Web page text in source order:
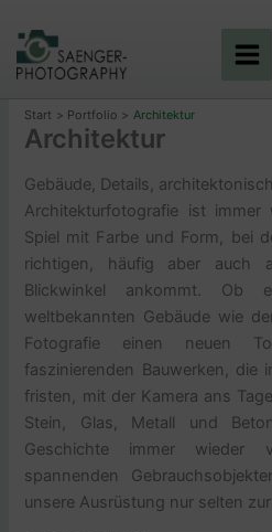
Inhalt
springen
Start Portfolio Architektur
Architektur
Gebäude, Details,
Architekturfotografie ist immer
Spiel mit Farbe und Form, bei
richtigen, häufig aber auch
Blickwinkel ankommt. Ob
weltbekannten Gebäude wie
Fotografie einen neuen
faszinierenden Bauwerken, die
fristen, mit der Kamera ans
Stein, Glas, Metall und
Geschichte immer wieder
spannenden
unsere Ausrüstung nur selten